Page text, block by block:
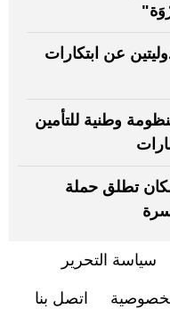
عن ابتكارات
وطنية للتأمين
تطلق حملة
سياسة التحرير
اتصل بنا